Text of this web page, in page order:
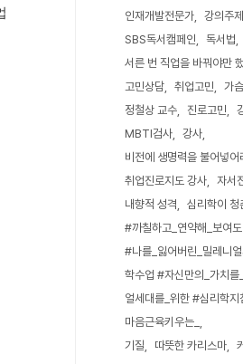
인재개발전문가
강의주제
SBS독서캠페인
독서법
서른 번 직업을 바꿔야만
고민상담
취업고민 가
정철상 교수
진로고민
MBTI검사
강사
비전에 생명력을 불어넣어
취업진로지도 강사
자서
내향적 성격
심리학이 청
#까칠하고_연약해_보여
#나를_잃어버린_밀레니
학수업 #자신만의_가치를
얼세대를_위한 #심리학
마음근육키우는_
기질
따뜻한 카리스마